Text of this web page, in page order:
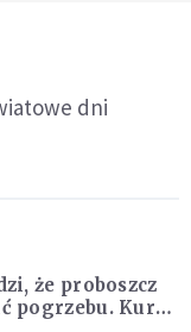
dni
że proboszcz
pogrzebu. Kuria